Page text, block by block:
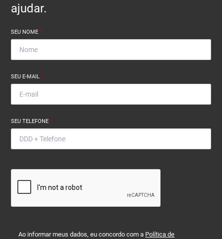
ajudar.
SEU NOME*
SEU E-MAIL*
SEU TELEFONE*
Ao informar meus dados, eu concordo com a Política de